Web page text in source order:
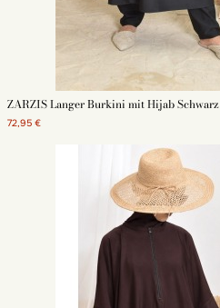
ZARZIS Langer Burkini mit Hijab Schwarz
72,95 €